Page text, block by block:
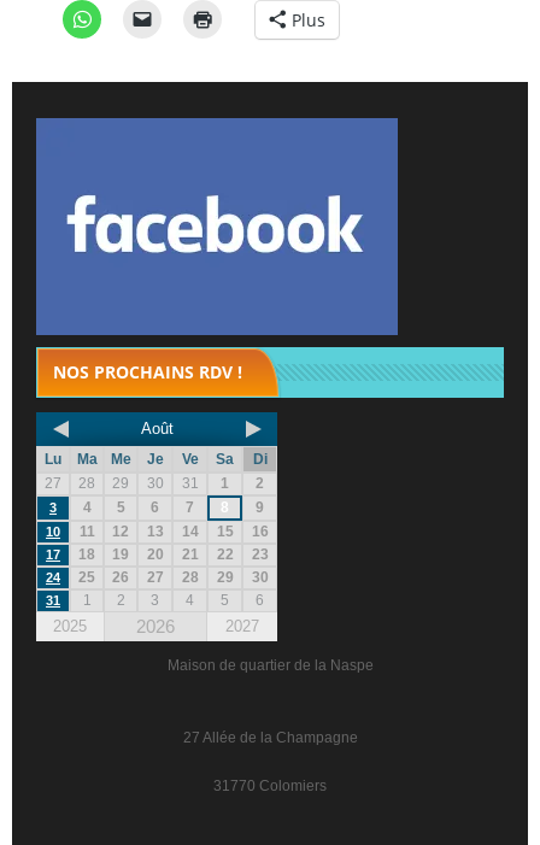
Plus
NOS PROCHAINS RDV !
Août
Lu Ma Me Je Ve Sa
Di
27
28 29 30 31 1 2
3 4 5 6 7 8 9
10 11 12 13 14 15 16
17 18 19 20 21 22 23
24 25 26 27 28 29 30
31 1 2 3 4 5 6
2025 2026 2027
Maison de quartier de la Naspe
27 Allée de la Champagne
31770 Colomiers